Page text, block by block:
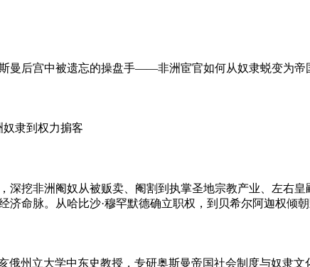
曼后宫中被遗忘的操盘手——非洲宦官如何从奴隶蜕变为帝
深挖非洲阉奴从被贩卖、阉割到执掌圣地宗教产业、左右
济命脉。从哈比沙·穆罕默德确立职权，到贝希尔阿迦权倾
俄州立大学中东史教授，专研奥斯曼帝国社会制度与奴隶